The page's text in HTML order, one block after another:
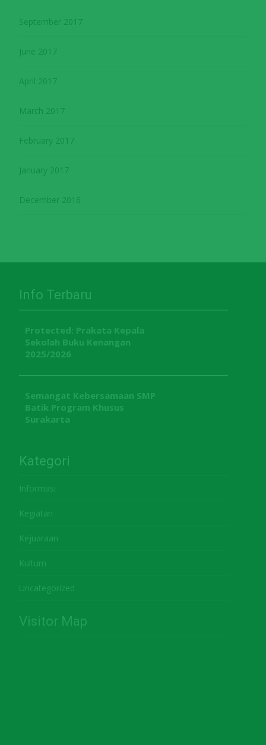
September 2017
June 2017
April 2017
March 2017
February 2017
January 2017
December 2016
Info Terbaru
Protected: Prakata Kepala
Sekolah Buku Kenangan
2025/2026
Semangat Kebersamaan SMP
Batik Program Khusus
Surakarta
Kategori
Informasi
Kegiatan
Kejuaraan
Kultum
Uncategorized
Visitor Map